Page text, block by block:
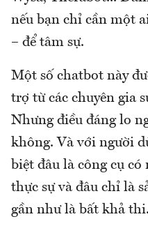
nếu bạn chỉ cần một
– để tâm sự.
Một số chatbot này
trợ từ các chuyên gia
Nhưng điều đáng lo
không. Và với người
biệt đâu là công cụ
thực sự và đâu chỉ là
gần như là bất khả thi.